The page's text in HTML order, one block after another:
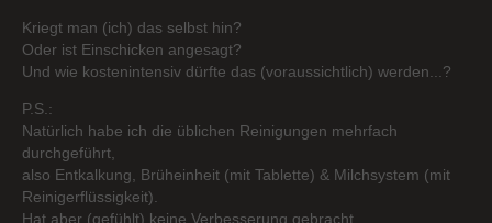
Kriegt man (ich) das selbst hin?
Oder ist Einschicken angesagt?
Und wie kostenintensiv dürfte das (voraussichtlich) werden...?
P.S.:
Natürlich habe ich die üblichen Reinigungen mehrfach
durchgeführt,
also Entkalkung, Brüheinheit (mit Tablette) & Milchsystem (mit
Reinigerflüssigkeit).
Hat aber (gefühlt) keine Verbesserung gebracht.